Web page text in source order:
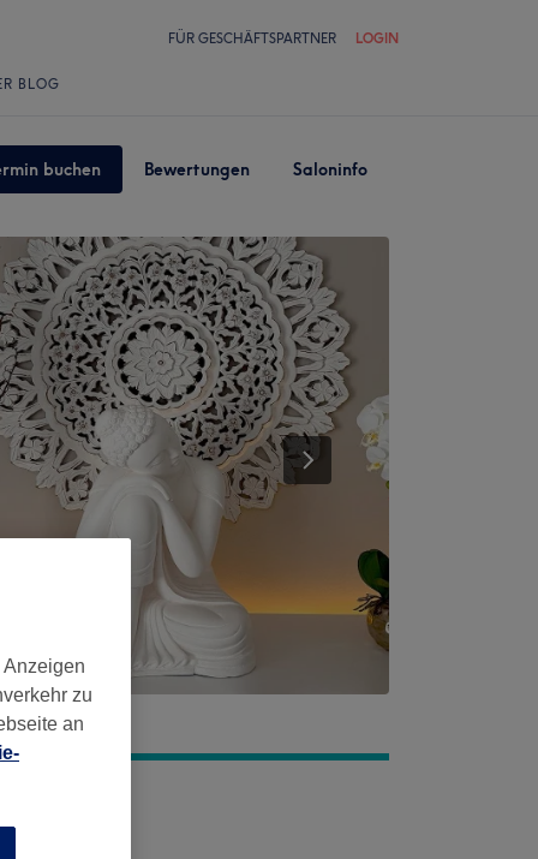
FÜR GESCHÄFTSPARTNER LOGIN
BLOG
buchen Bewertungen Saloninfo
zu
an